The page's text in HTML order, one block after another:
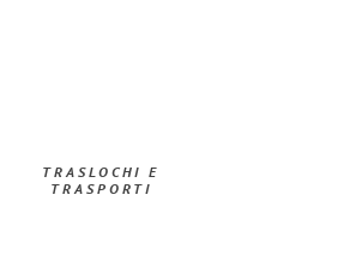
TRASLOCHI E
TRASPORTI​